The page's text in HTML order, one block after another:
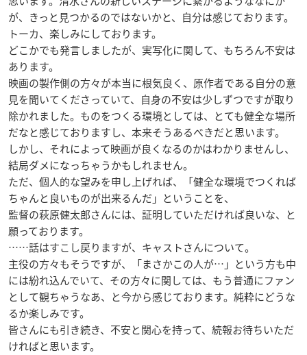
が、きっと見つかるのではないかと、自分は感じております。
トーカ、楽しみにしております。
どこかでも発言しましたが、実写化に関して、もちろん不安は
あります。
映画の製作側の方々が本当に根気良く、原作者である自分の意
見を聞いてくださっていて、自身の不安は少しずつですが取り
除かれました。ものをつくる環境としては、とても健全な場所
だなと感じておりますし、本来そうあるべきだと思います。
しかし、それによって映画が良くなるのかはわかりませんし、
結局ダメになっちゃうかもしれません。
ただ、個人的な望みを申し上げれば、「健全な環境でつくれば
ちゃんと良いものが出来るんだ」ということを、
監督の萩原健太郎さんには、証明していただければ良いな、と
願っております。
……話はすこし戻りますが、キャストさんについて。
主役の方々もそうですが、「まさかこの人が…」という方も中
には紛れ込んでいて、その方々に関しては、もう普通にファン
として観ちゃうなあ、と今から感じております。純粋にどうな
るか楽しみです。
皆さんにも引き続き、不安と関心を持って、続報お待ちいただ
ければと思います。